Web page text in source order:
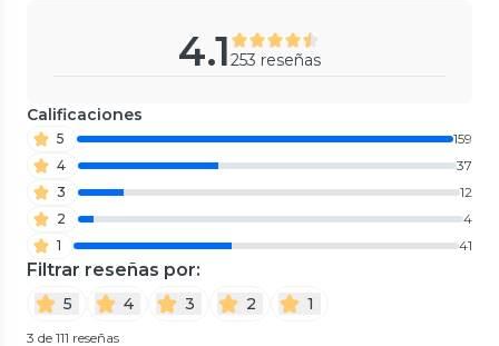
4.1253 reseñas
Calificaciones
5
159
4
37
3
12
2
4
1
41
Filtrar reseñas por:
5 4 3 2 1
3 de 111 reseñas